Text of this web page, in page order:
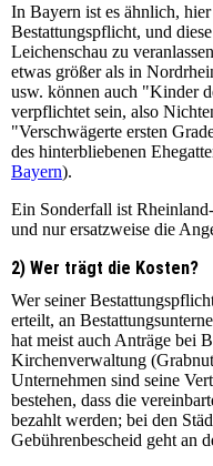
In Bayern ist es ähnlich,
Bestattungspflicht, und
Leichenschau zu
etwas größer als in
usw. können auch "Kinder
verpflichtet sein, also
"Verschwägerte ersten
des hinterbliebenen
Bayern).
Ein Sonderfall ist
und nur ersatzweise die
2) Wer trägt die Kosten?
Wer seiner
erteilt, an
hat meist auch Anträge bei
Kirchenverwaltung
Unternehmen sind seine
bestehen, dass die
bezahlt werden; bei den
Gebührenbescheid geht an